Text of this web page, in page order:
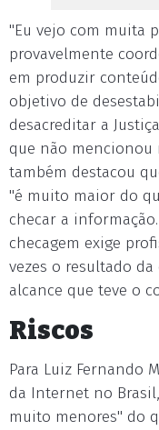
"Eu vejo com muita
provavelmente
em produzir
objetivo de
desacreditar a
que não mencionou
também destacou
"é muito maior do
checar a
checagem exige
vezes o resultado
alcance que teve o
Riscos
Para Luiz Fernando
da Internet no
muito menores" do